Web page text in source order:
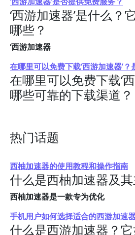
‘西游加速器’是什么？
哪些？
‘西游加速器
在哪里可以免费下载‘西游加速器’
在哪里可以免费下载‘
哪些可靠的下载渠道？
热门话题
西柚加速器的使用教程和操作指南
什么是西柚加速器及
西柚加速器是一款专为优化
手机用户如何选择适合的西游加速
什么是西游加速器？